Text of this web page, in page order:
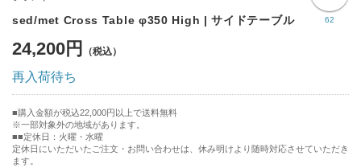
62
sed/met Cross Table φ350 High | サイドテーブル
24,200円
再入荷待ち
購入金額が税込22,000円以上で送料無料
※一部対象外の地域があります。
■定休日：火曜・水曜
定休日にいただいたご注文・お問い合わせは、休み明けより随時対応させていただき
ます。